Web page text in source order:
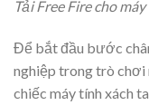
Tải Free Fire cho
Để bắt đầu bước
nghiệp trong trò chơi
chiếc máy tính xách